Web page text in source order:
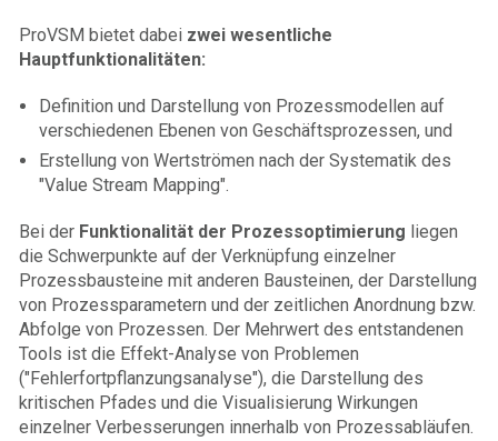
ProVSM bietet dabei zwei wesentliche
Hauptfunktionalitäten:
Definition und Darstellung von Prozessmodellen auf
verschiedenen Ebenen von Geschäftsprozessen, und
Erstellung von Wertströmen nach der Systematik des
"Value Stream Mapping".
Bei der Funktionalität der Prozessoptimierung liegen
die Schwerpunkte auf der Verknüpfung einzelner
Prozessbausteine mit anderen Bausteinen, der Darstellung
von Prozessparametern und der zeitlichen Anordnung bzw.
Abfolge von Prozessen. Der Mehrwert des entstandenen
Tools ist die Effekt-Analyse von Problemen
("Fehlerfortpflanzungsanalyse"), die Darstellung des
kritischen Pfades und die Visualisierung Wirkungen
einzelner Verbesserungen innerhalb von Prozessabläufen.